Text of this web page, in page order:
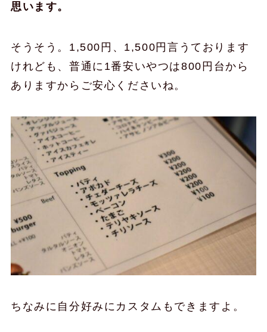
思います。
そうそう。1,500円、1,500円言うております
けれども、普通に1番安いやつは800円台から
ありますからご安心くださいね。
ちなみに自分好みにカスタムもできますよ。